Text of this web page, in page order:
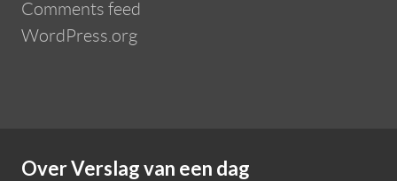
Comments feed
WordPress.org
Over Verslag van een dag